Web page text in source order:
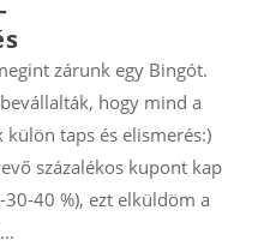
zárunk egy Bingót.
hogy mind a
taps és elismerés:)
százalékos kupont kap
40 %), ezt elküldöm a